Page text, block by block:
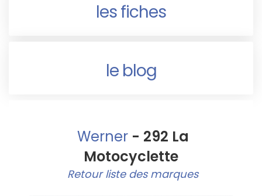
les fiches
le blog
Werner- 292 La
Motocyclette
Retour liste des marques